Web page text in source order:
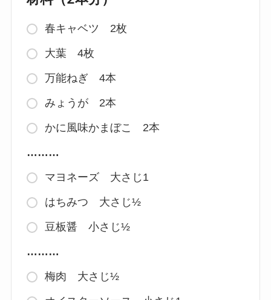
春キャベツ 2枚
大葉 4枚
万能ねぎ 4本
みょうが 2本
かに風味かまぼこ 2本
………
マヨネーズ 大さじ1
はちみつ 大さじ½
豆板醤 小さじ½
………
梅肉 大さじ½